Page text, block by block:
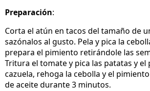
Preparación:
Corta el atún en tacos del tamaño de
sazónalos al gusto. Pela y pica la
prepara el pimiento retirándole las
Tritura el tomate y pica las patatas y el
cazuela, rehoga la cebolla y el
de aceite durante 3 minutos.